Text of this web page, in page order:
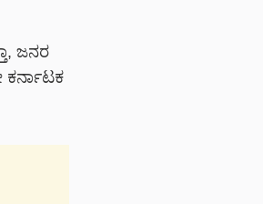
ಜನರ
ಕರ್ನಾಟಕ